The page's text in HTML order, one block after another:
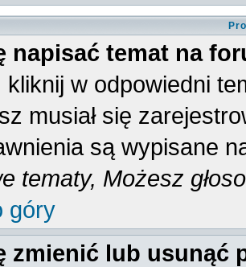
napisać temat na
kliknij w odpowiedni
musiał się
są wypisane
tematy, Możesz
góry
zmienić lub usunąć